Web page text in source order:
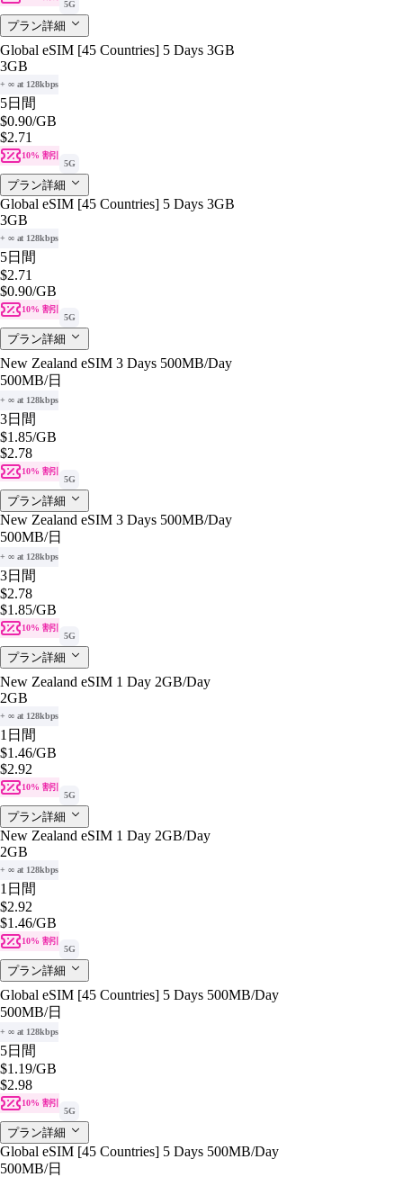
5G
プラン詳細
Global eSIM [45 Countries] 5 Days 3GB
3GB
+ ∞ at 128kbps
5日間
$0.90/GB
$2.71
10% 割引
5G
プラン詳細
Global eSIM [45 Countries] 5 Days 3GB
3GB
+ ∞ at 128kbps
5日間
$2.71
$0.90/GB
10% 割引
5G
プラン詳細
New Zealand eSIM 3 Days 500MB/Day
500MB/日
+ ∞ at 128kbps
3日間
$1.85/GB
$2.78
10% 割引
5G
プラン詳細
New Zealand eSIM 3 Days 500MB/Day
500MB/日
+ ∞ at 128kbps
3日間
$2.78
$1.85/GB
10% 割引
5G
プラン詳細
New Zealand eSIM 1 Day 2GB/Day
2GB
+ ∞ at 128kbps
1日間
$1.46/GB
$2.92
10% 割引
5G
プラン詳細
New Zealand eSIM 1 Day 2GB/Day
2GB
+ ∞ at 128kbps
1日間
$2.92
$1.46/GB
10% 割引
5G
プラン詳細
Global eSIM [45 Countries] 5 Days 500MB/Day
500MB/日
+ ∞ at 128kbps
5日間
$1.19/GB
$2.98
10% 割引
5G
プラン詳細
Global eSIM [45 Countries] 5 Days 500MB/Day
500MB/日